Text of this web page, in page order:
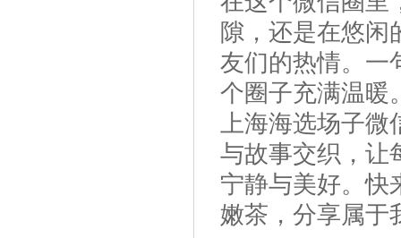
隙，还是在悠闲
友们的热情。一
个圈子充满温暖
上海海选场子微
与故事交织，让
宁静与美好。快
嫩茶，分享属于